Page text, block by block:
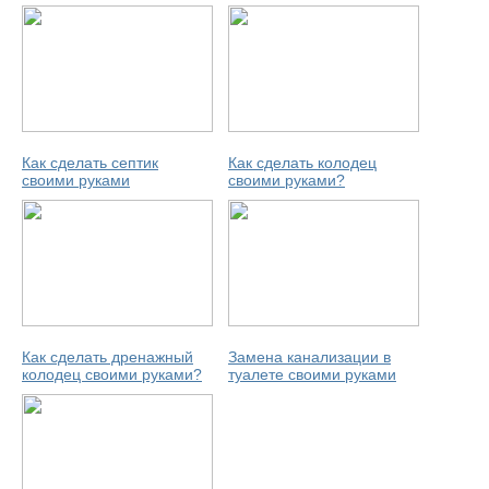
Как сделать септик
своими руками
Как сделать колодец
своими руками?
Как сделать дренажный
колодец своими руками?
Замена канализации в
туалете своими руками